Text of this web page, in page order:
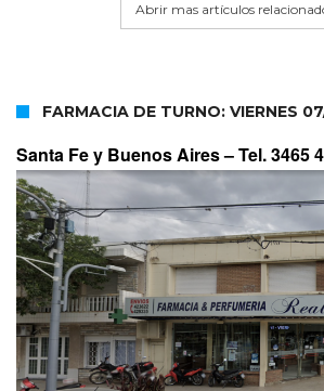
Abrir mas artículos
FARMACIA DE TURNO: VIERNES
Santa Fe y Buenos Aires –Tel. 3465